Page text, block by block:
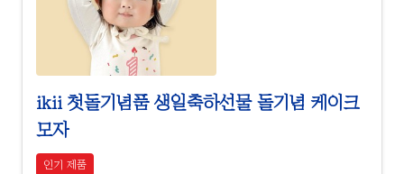
ikii 첫돌기념품 생일축하선물 돌기념 케이크
모자
인기 제품